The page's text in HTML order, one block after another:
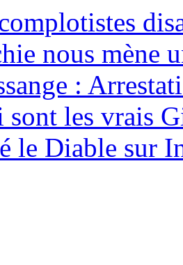
nous mène
:
les vrais
le Diable sur